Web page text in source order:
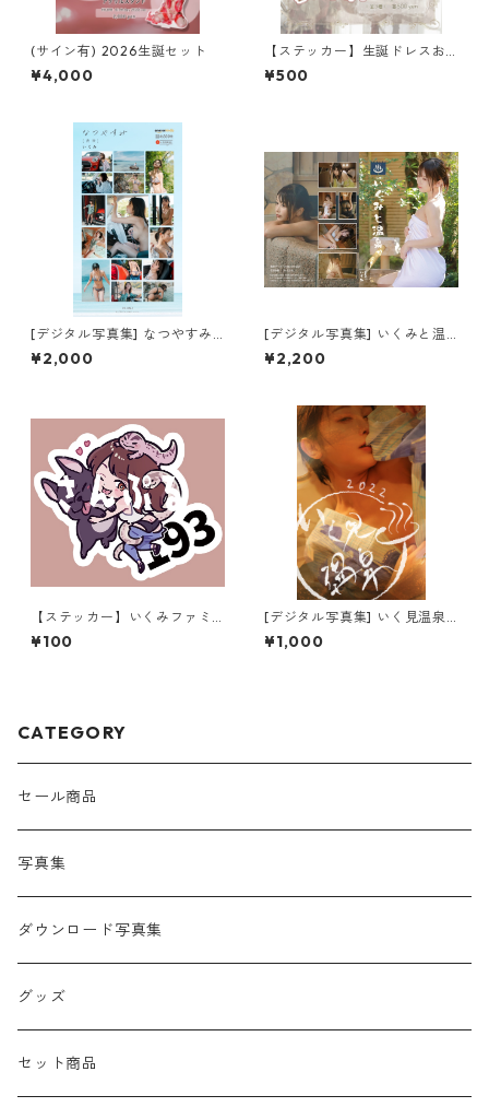
(サイン有) 2026生誕セット
¥4,000
【ステッカー】生誕ドレスお
すわり
¥500
[デジタル写真集] なつやすみ -
青空- (ダウンロード版)
¥2,000
[デジタル写真集] いくみと温
泉 (ダウンロード版)
¥2,200
【ステッカー】いくみファミ
リー
¥100
[デジタル写真集] いく見温泉
(ダウンロード版)
¥1,000
CATEGORY
セール商品
写真集
ダウンロード写真集
グッズ
セット商品